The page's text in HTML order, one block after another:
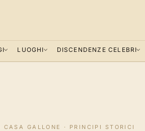
LUOGHI DISCENDENZE CELEBRI
CASA GALLONE · PRINCIPI STORICI